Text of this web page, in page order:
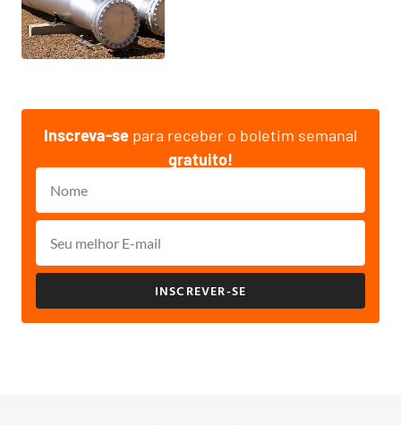
Inscreva-se para receber o boletim semanal
gratuito!
INSCREVER-SE